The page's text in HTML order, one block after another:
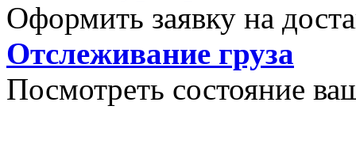
Оформить заявку на
Отслеживание груза
Посмотреть состояние